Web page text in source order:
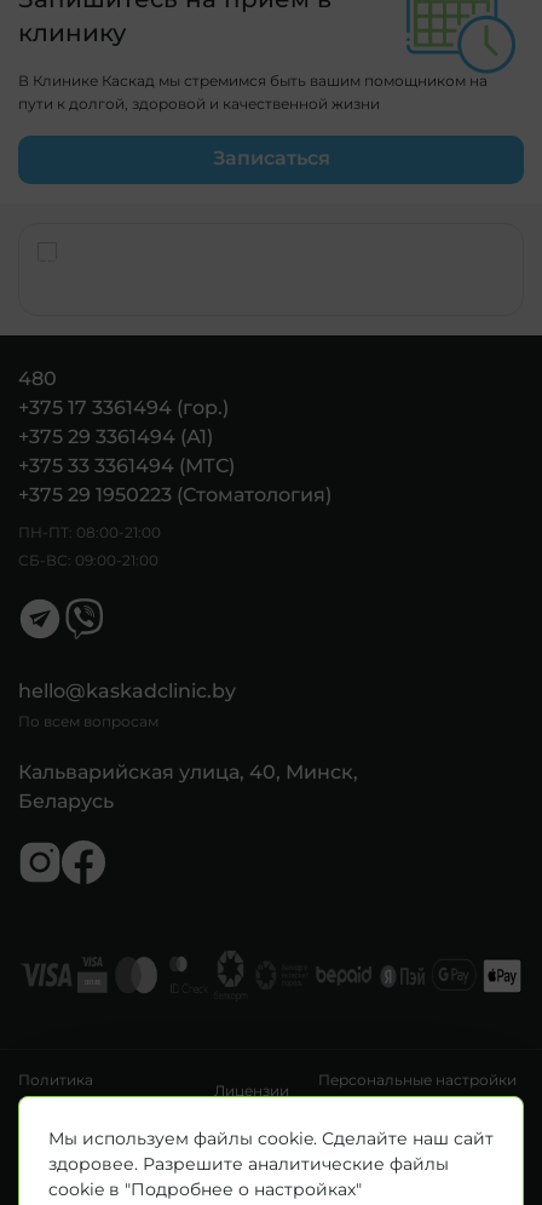
клинику
В Клинике Каскад мы стремимся быть вашим помощником на
пути к долгой, здоровой и качественной жизни
Записаться
480
+375 17 3361494 (гор.)
+375 29 3361494 (А1)
+375 33 3361494 (МТС)
+375 29 1950223 (Стоматология)
ПН-ПТ: 08:00-21:00
СБ-ВС: 09:00-21:00
hello@kaskadclinic.by
По всем вопросам
Кальварийская улица, 40, Минск,
Беларусь
Политика
конфиденциальности
Лицензии
Персональные настройки
файлов cookie
Зарегистрировано Минским горисполкомом 14.04.2020 г.
© Все права защищены 2026. ООО «Клиника Каскад»
Материалы, размещенные на данной странице, носят информационный
Мы используем файлы cookie. Сделайте наш сайт
здоровее. Разрешите аналитические файлы
cookie в "Подробнее о настройках"